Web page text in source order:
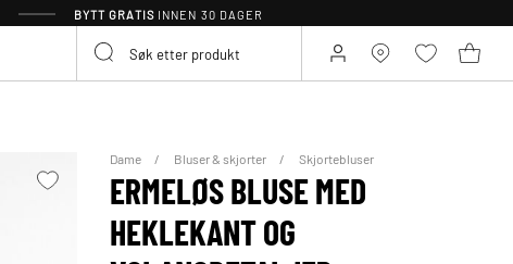
BYTT GRATISINNEN 30 DAGER
Dame Bluser & skjorter Skjortebluser
ERMELØS BLUSE MED
HEKLEKANT OG